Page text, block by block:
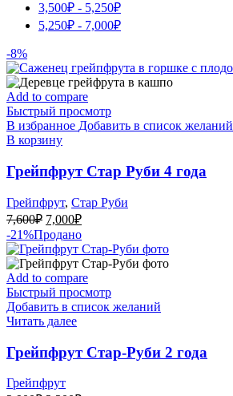
3,500₽ - 5,250₽
5,250₽ - 7,000₽
-8%
Add to compare
Быстрый просмотр
В избранное Добавить в список желаний
В корзину
Грейпфрут Стар Руби 4 года
Грейпфрут, Стар Руби
7,600₽ Первоначальная
цена
составляла
7,600₽.
7,000₽Текущая
7,000₽.
-21%Продано
Add to compare
Быстрый просмотр
Добавить в список желаний
Читать далее
Грейпфрут Стар-Руби 2 года
Грейпфрут